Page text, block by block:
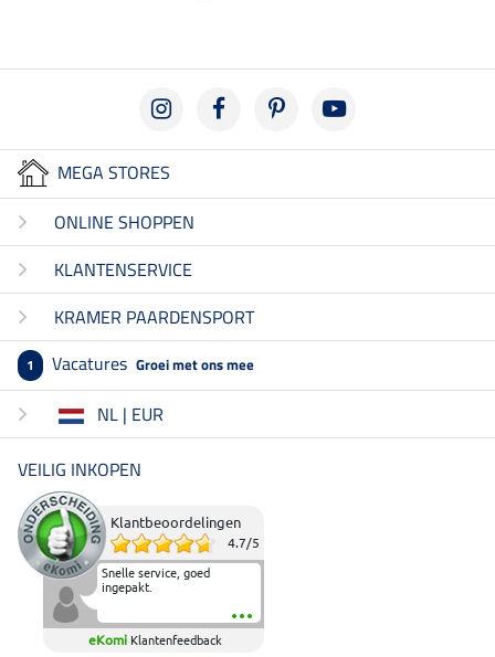
MEGA STORES
ONLINE SHOPPEN
KLANTENSERVICE
KRAMER PAARDENSPORT
1 Vacatures Groei met ons mee
NL | EUR
VEILIG INKOPEN
Klantbeoordelingen
4.7/5
Snelle service, goed
ingepakt.
eKomi Klantenfeedback